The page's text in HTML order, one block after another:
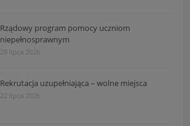
Rządowy program pomocy uczniom
niepełnosprawnym
29 lipca 2026
Rekrutacja uzupełniająca – wolne miejsca
22 lipca 2026